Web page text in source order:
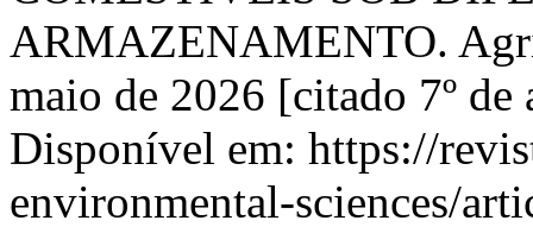
ARMAZENAMENTO.
maio de 2026 [citado 7º
Disponível em: https://
environmental-sciences/